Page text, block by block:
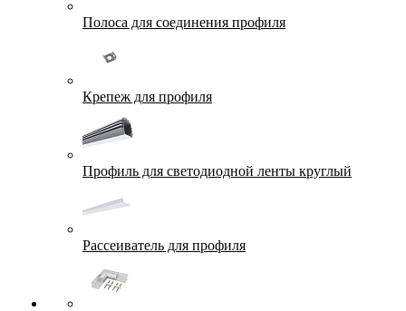
Полоса для соединения профиля
Крепеж для профиля
Профиль для светодиодной ленты круглый
Рассеиватель для профиля